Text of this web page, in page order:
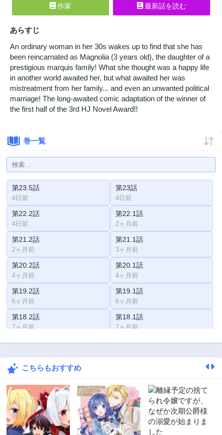
作家 最新話を読む
あらすじ
An ordinary woman in her 30s wakes up to find that she has
been reincarnated as Magnolia (3 years old), the daughter of a
prestigious marquis family! What she thought was a happy life
in another world awaited her, but what awaited her was
mistreatment from her family... and even an unwanted political
marriage! The long-awaited comic adaptation of the winner of
the first half of the 3rd HJ Novel Award!!
巻一覧
第23.5話
4日前
第23話
4日前
第22.2話
4日前
第22.1話
2ヶ月前
第21.2話
2ヶ月前
第21.1話
3ヶ月前
第20.2話
4ヶ月前
第20.1話
4ヶ月前
第19.2話
6ヶ月前
第19.1話
6ヶ月前
第18.2話
7ヶ月前
第18.1話
7ヶ月前
第17.2話 第17.1話
第16.2話
第15.2話
10ヶ月前
第15.1話
11ヶ月前
第14.2話
11ヶ月前
第14.1話
2ヶ月前
こちらもおすすめ